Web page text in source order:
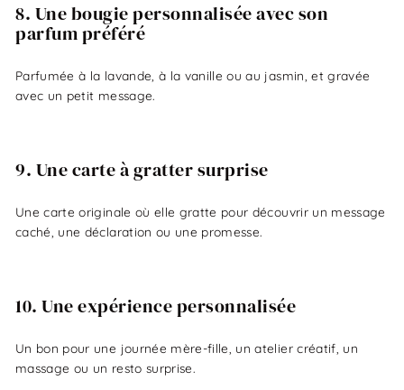
8. Une bougie personnalisée avec son
parfum préféré
Parfumée à la lavande, à la vanille ou au jasmin, et gravée
avec un petit message.
9. Une carte à gratter surprise
Une carte originale où elle gratte pour découvrir un message
caché, une déclaration ou une promesse.
10. Une expérience personnalisée
Un bon pour une journée mère-fille, un atelier créatif, un
massage ou un resto surprise.